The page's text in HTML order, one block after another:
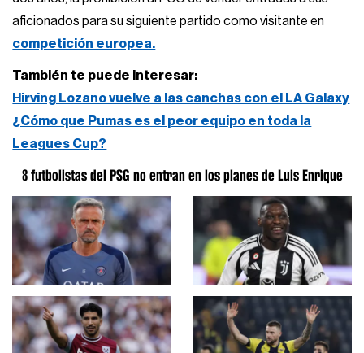
aficionados para su siguiente partido como visitante en
competición europea.
También te puede interesar:
Hirving Lozano vuelve a las canchas con el LA Galaxy
¿Cómo que Pumas es el peor equipo en toda la
Leagues Cup?
8 futbolistas del PSG no entran en los planes de Luis Enrique